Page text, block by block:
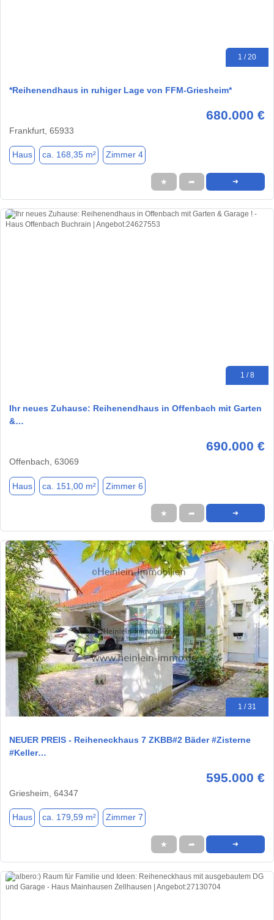
1 / 20
*Reihenendhaus in ruhiger Lage von FFM-Griesheim*
680.000 €
Frankfurt, 65933
Haus ca. 168,35 m² Zimmer 4
★ ➦ ➜
1 / 8
Ihr neues Zuhause: Reihenendhaus in Offenbach mit Garten
&…
690.000 €
Offenbach, 63069
Haus ca. 151,00 m² Zimmer 6
★ ➦ ➜
1 / 31
NEUER PREIS - Reiheneckhaus 7 ZKBB#2 Bäder #Zisterne
#Keller…
595.000 €
Griesheim, 64347
Haus ca. 179,59 m² Zimmer 7
★ ➦ ➜